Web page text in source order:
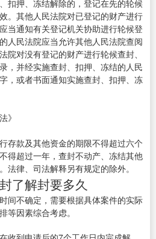
扣押、冻结解除的，登记在先的轮候
。其他人民法院对已登记的财产进行
当通知有关登记机关协助进行轮候登
人民法院应当允许其他人民法院查阅
院对没有登记的财产进行轮候查封、
，并经实施查封、扣押、冻结的人民
，或者书面通知实施查封、扣押、冻
》
存款及其他资金的期限不得超过六个
得超过一年，查封不动产、冻结其他
法律、司法解释另有规定的除外。
了解封要多久
间不确定，需要根据具体案件的实际
等因素综合考虑。